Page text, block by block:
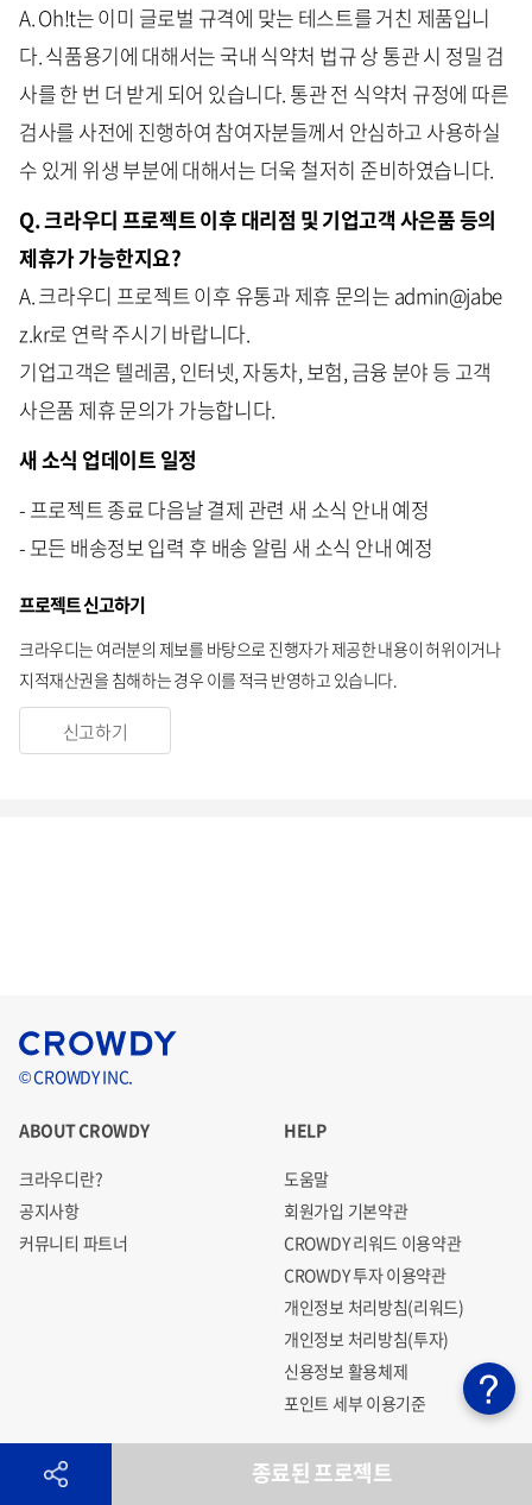
A. Oh!t는 이미 글로벌 규격에 맞는 테스트를 거친 제품입니
다. 식품용기에 대해서는 국내 식약처 법규 상 통관 시 정밀 검
사를 한 번 더 받게 되어 있습니다. 통관 전 식약처 규정에 따른
검사를 사전에 진행하여 참여자분들께서 안심하고 사용하실
수 있게 위생 부분에 대해서는 더욱 철저히 준비하였습니다.
Q. 크라우디 프로젝트 이후 대리점 및 기업고객 사은품 등의
제휴가 가능한지요?
A. 크라우디 프로젝트 이후 유통과 제휴 문의는 admin@jabe
z.kr로 연락 주시기 바랍니다.
기업고객은 텔레콤, 인터넷, 자동차, 보험, 금융 분야 등 고객
사은품 제휴 문의가 가능합니다.
새 소식 업데이트 일정
- 프로젝트 종료 다음날 결제 관련 새 소식 안내 예정
- 모든 배송정보 입력 후 배송 알림 새 소식 안내 예정
프로젝트 신고하기
크라우디는 여러분의 제보를 바탕으로 진행자가 제공한 내용이 허위이거나
지적재산권을 침해하는 경우 이를 적극 반영하고 있습니다.
신고하기
종료된 프로젝트
© CROWDY INC.
ABOUT CROWDY
크라우디란?
공지사항
커뮤니티 파트너
HELP
도움말
회원가입 기본약관
CROWDY 리워드 이용약관
CROWDY 투자 이용약관
개인정보 처리방침(리워드)
개인정보 처리방침(투자)
신용정보 활용체제
포인트 세부 이용기준
투자위험고지